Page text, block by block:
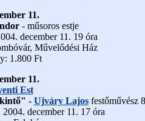
11.
- műsoros estje
december 11. 19 óra
Művelődési Ház
1.800 Ft
11.
Est
- Ujváry Lajosfestőművész
december 11. 17 óra